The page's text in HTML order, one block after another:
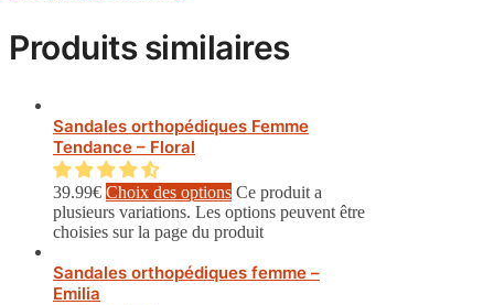
Produits similaires
Sandales orthopédiques Femme
Tendance – Floral
39.99€ Choix des options Ce produit a
plusieurs variations. Les options peuvent être
choisies sur la page du produit
Sandales orthopédiques femme –
Emilia